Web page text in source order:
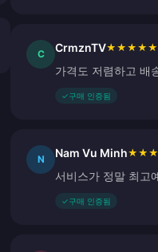
C CrmznTV★ ★ ★ ★ ★
가격도 저렴하고 배
✓구매 인증됨
N Nam Vu Minh★ ★ ★
서비스가 정말 최고
✓구매 인증됨